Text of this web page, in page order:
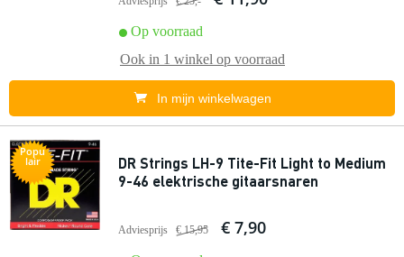
Op voorraad
Ook in 1 winkel op voorraad
In mijn winkelwagen
Popu
lair
DR Strings LH-9 Tite-Fit Light to Medium
9-46 elektrische gitaarsnaren
Adviesprijs € 15,95 € 7,90